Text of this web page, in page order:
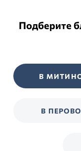
Подберите
В
В ПЕРОВО